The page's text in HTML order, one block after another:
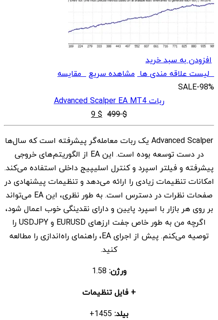
افزودن به سبد خرید
لیست علاقه مندی ها مشاهده سریعمقایسه
SALE-98%
ربات Advanced Scalper EA MT4
$
499
قیمت
اصلی
$ 499
بود.
$
9 قیمت
فعلی
$ 9
است.
Advanced Scalper یک ربات معامله‌گر پیشرفته است که سال‌ها
در دست توسعه بوده است. این EA از الگوریتم‌های خروجی
پیشرفته و فیلتر اسپرد و کنترل اسلیپیج داخلی استفاده می‌کند.
امکانات تنظیمات زیادی را ارائه می‌دهد و تنظیمات پیشنهادی در
صفحات نظرات در دسترس است. به طور نظری، این EA می‌تواند
بر روی هر بازار با اسپرد پایین و دارای نقدینگی خوب اعمال شود،
اگرچه من به طور خاص جفت ارزهای EURUSD و USDJPY را
توصیه می‌کنم. پیش از اجرای EA، راهنمای راه‌اندازی را مطالعه
کنید.
ورژن:1.58
+ فایل تنظیمات
بیلد: